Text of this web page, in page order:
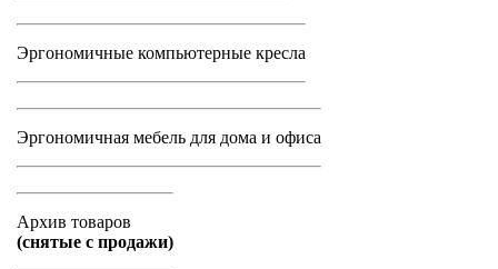
Эргономичные компьютерные кресла
Эргономичная мебель для дома и офиса
Архив товаров
(снятые с продажи)